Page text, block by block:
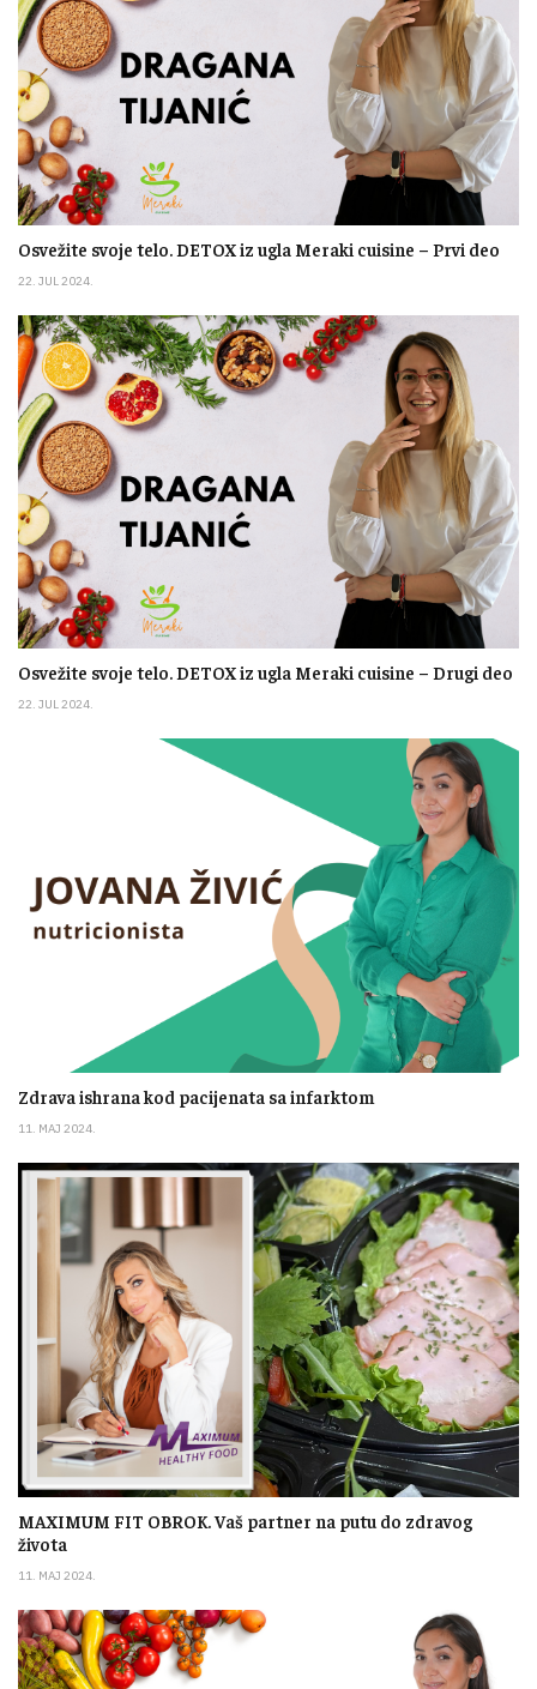
Osvežite svoje telo. DETOX iz ugla Meraki cuisine – Prvi deo
22. JUL 2024.
Osvežite svoje telo. DETOX iz ugla Meraki cuisine – Drugi deo
22. JUL 2024.
Zdrava ishrana kod pacijenata sa infarktom
11. MAJ 2024.
MAXIMUM FIT OBROK. Vaš partner na putu do zdravog
života
11. MAJ 2024.